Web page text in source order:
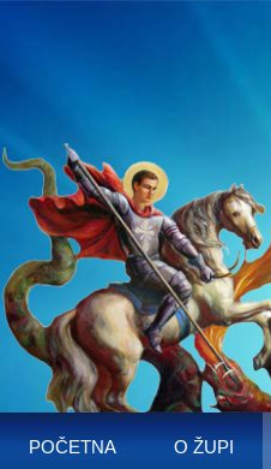
POČETNA O ŽUPI